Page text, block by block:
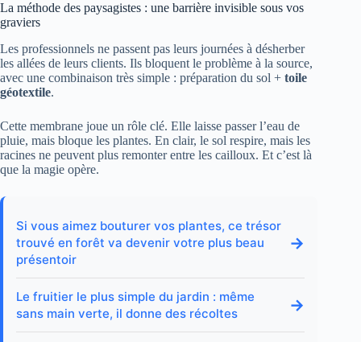
La méthode des paysagistes : une barrière invisible sous vos
graviers
Les professionnels ne passent pas leurs journées à désherber
les allées de leurs clients. Ils bloquent le problème à la source,
avec une combinaison très simple : préparation du sol + toile
géotextile.
Cette membrane joue un rôle clé. Elle laisse passer l’eau de
pluie, mais bloque les plantes. En clair, le sol respire, mais les
racines ne peuvent plus remonter entre les cailloux. Et c’est là
que la magie opère.
Si vous aimez bouturer vos plantes, ce trésor
trouvé en forêt va devenir votre plus beau
présentoir
→
Le fruitier le plus simple du jardin : même
sans main verte, il donne des récoltes
→